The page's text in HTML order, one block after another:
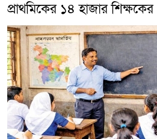
প্রাথমিকের ১৪ হাজার